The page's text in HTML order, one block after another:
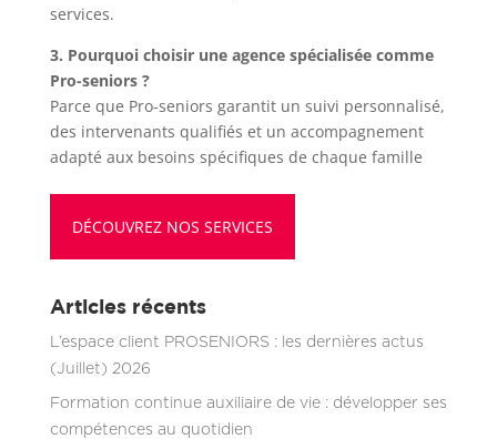
services.
3. Pourquoi choisir une agence spécialisée comme
Pro-seniors ?
Parce que Pro-seniors garantit un suivi personnalisé,
des intervenants qualifiés et un accompagnement
adapté aux besoins spécifiques de chaque famille
DÉCOUVREZ NOS SERVICES
Articles récents
L’espace client PROSENIORS : les dernières actus
(Juillet) 2026
Formation continue auxiliaire de vie : développer ses
compétences au quotidien